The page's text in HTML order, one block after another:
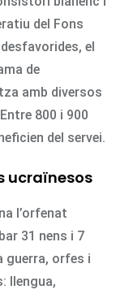
del Fons
el
de
amb diversos
800 i 900
del servei.
ucraïnesos
l’orfenat
31 nens i 7
guerra, orfes i
llengua,